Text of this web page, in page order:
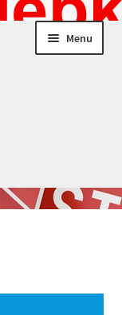
Menu